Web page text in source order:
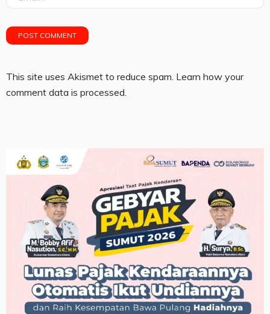
This site uses Akismet to reduce spam. Learn how your
comment data is processed.